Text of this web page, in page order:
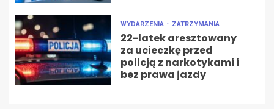
WYDARZENIA ZATRZYMANIA
22-latek aresztowany
za ucieczkę przed
policją z narkotykami i
bez prawa jazdy